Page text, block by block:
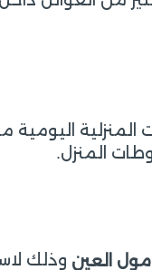
اليومية
المنزل.
مول العين وذلك